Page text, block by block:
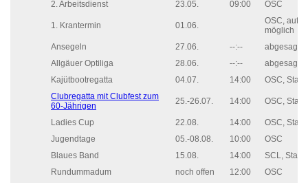
2. Arbeitsdienst
23.05. 09:00 OSC
1. Krantermin 01.06.
OSC, auf
möglich
Ansegeln
27.06. --:--
abgesagt,
Allgäuer Optiliga
28.06. --:--
abgesagt,
Kajütbootregatta
04.07. 14:00
OSC, Start
Clubregatta mit Clubfest zum
60-Jährigen
25.-26.07. 14:00 OSC, Start
Ladies Cup 22.08. 14:00
OSC, Start
Jugendtage
05.-08.08. 10:00
OSC
Blaues Band
15.08. 14:00
SCL, Start
Rundummadum
noch offen 12:00
OSC